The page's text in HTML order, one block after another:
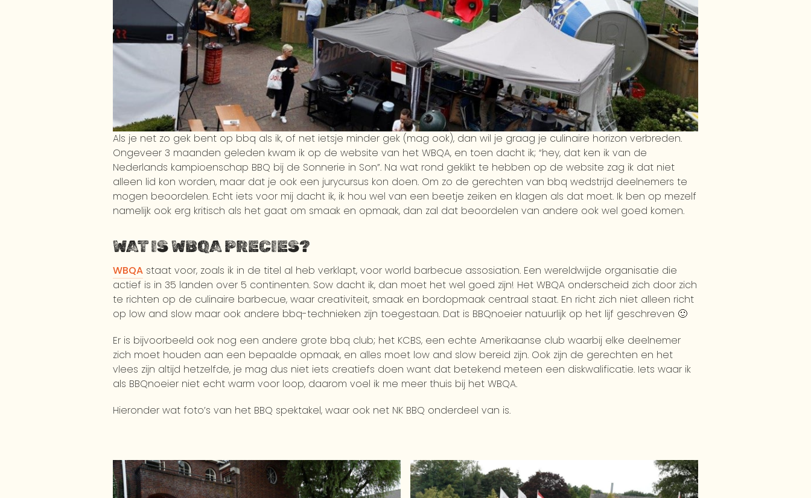
Als je net zo gek bent op bbq als ik, of net ietsje minder gek (mag ook), dan wil je graag je culinaire horizon verbreden.
Ongeveer 3 maanden geleden kwam ik op de website van het WBQA, en toen dacht ik; “hey, dat ken ik van de
Nederlands kampioenschap BBQ bij de Sonnerie in Son”. Na wat rond geklikt te hebben op de website zag ik dat niet
alleen lid kon worden, maar dat je ook een jurycursus kon doen. Om zo de gerechten van bbq wedstrijd deelnemers te
mogen beoordelen. Echt iets voor mij dacht ik, ik hou wel van een beetje zeiken en klagen als dat moet. Ik ben op mezelf
namelijk ook erg kritisch als het gaat om smaak en opmaak, dan zal dat beoordelen van andere ook wel goed komen.
WAT IS WBQA PRECIES?
WBQA staat voor, zoals ik in de titel al heb verklapt, voor world barbecue assosiation. Een wereldwijde organisatie die
actief is in 35 landen over 5 continenten. Sow dacht ik, dan moet het wel goed zijn! Het WBQA onderscheid zich door zich
te richten op de culinaire barbecue, waar creativiteit, smaak en bordopmaak centraal staat. En richt zich niet alleen richt
op low and slow maar ook andere bbq-technieken zijn toegestaan. Dat is BBQnoeier natuurlijk op het lijf geschreven 🙂
Er is bijvoorbeeld ook nog een andere grote bbq club; het KCBS, een echte Amerikaanse club waarbij elke deelnemer
zich moet houden aan een bepaalde opmaak, en alles moet low and slow bereid zijn. Ook zijn de gerechten en het
vlees zijn altijd hetzelfde, je mag dus niet iets creatiefs doen want dat betekend meteen een diskwalificatie. Iets waar ik
als BBQnoeier niet echt warm voor loop, daarom voel ik me meer thuis bij het WBQA.
Hieronder wat foto’s van het BBQ spektakel, waar ook net NK BBQ onderdeel van is.